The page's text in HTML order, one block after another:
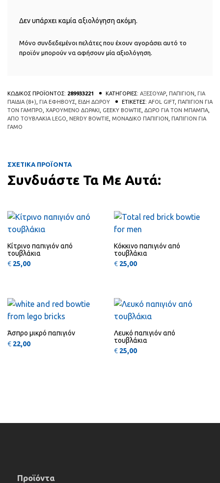
Δεν υπάρχει καμία αξιολόγηση ακόμη.
Μόνο συνδεδεμένοι πελάτες που έχουν αγοράσει αυτό το
προϊόν μπορούν να αφήσουν μία αξιολόγηση.
ΚΩΔΙΚΟΣ ΠΡΟΪΟΝΤΟΣ: 289933221 ΚΑΤΗΓΟΡΙΕΣ: ΑΞΕΣΟΥΑΡ ΠΑΠΙΓΙΟΝ
ΓΙΑ
ΠΑΙΔΙΑ (8+)
ΓΙΑ ΕΦΗΒΟΥΣ ΕΙΔΗ ΔΩΡΟΥ ΕΤΙΚΕΤΕΣ: AFOL GIFT, ΠΑΠΙΓΙΟΝ ΓΙΑ
ΤΟΝ ΓΑΜΠΡΟ ΧΑΡΟΥΜΕΝΟ ΔΩΡΑΚΙ GEEKY BOWTIE ΔΩΡΟ ΓΙΑ ΤΟΝ ΜΠΑΜΠΑ
ΑΠΟ ΤΟΥΒΛΑΚΙΑ LEGO
NERDY BOWTIE ΜΟΝΑΔΙΚΟ ΠΑΠΙΓΙΟΝ
ΠΑΠΙΓΙΟΝ ΓΙΑ
ΓΑΜΟ
ΣΧΕΤΙΚΑ ΠΡΟΪΟΝΤΑ
Συνδυάστε Τα Με Αυτά:
Κίτρινο παπιγιόν από
τουβλάκια
€ 25,00
Κόκκινο παπιγιόν από
τουβλάκια
€ 25,00
Άσπρο μικρό παπιγιόν
€ 22,00
Λευκό παπιγιόν από
τουβλάκια
€ 25,00
Προϊόντα